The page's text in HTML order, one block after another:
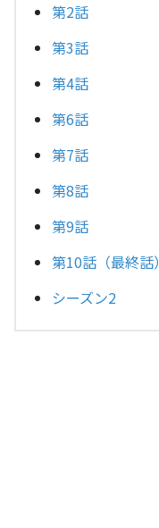
第2話
第3話
第4話
第6話
第7話
第8話
第9話
第10話（最終話）
シーズン2